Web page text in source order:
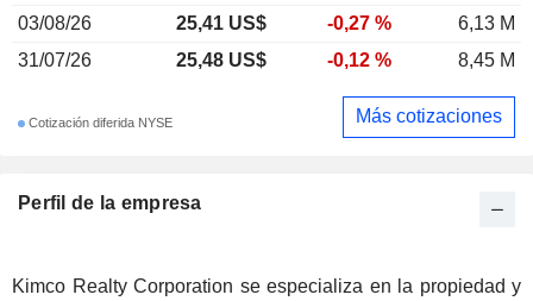
Perfil de la empresa
Kimco Realty Corporation se especializa en la propiedad y
03/08/26
25,41 US$ -0,27 %
6,13 M
31/07/26
25,48 US$ -0,12 % 8,45 M
Cotización diferida NYSE Más cotizaciones